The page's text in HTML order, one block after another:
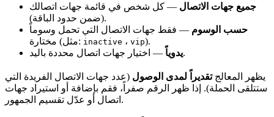
جميع جهات الاتصال — كل شخص في قائمة جهات اتصالك
(ضمن حدود الباقة).
حسب الوسوم — فقط جهات الاتصال التي تحمل وسوماً
مختارة (مثل: inactive ، vip).
يدوياً— اختيار جهات اتصال محددة باليد.
يظهر المعالجتقديراً لمدى الوصول (عدد جهات الاتصال الفريدة التي
ستتلقى الحملة). إذا ظهر الرقم صفراً، فقم بإضافة أو استيراد جهات
اتصال أو عدّل تقسيم الجمهور.